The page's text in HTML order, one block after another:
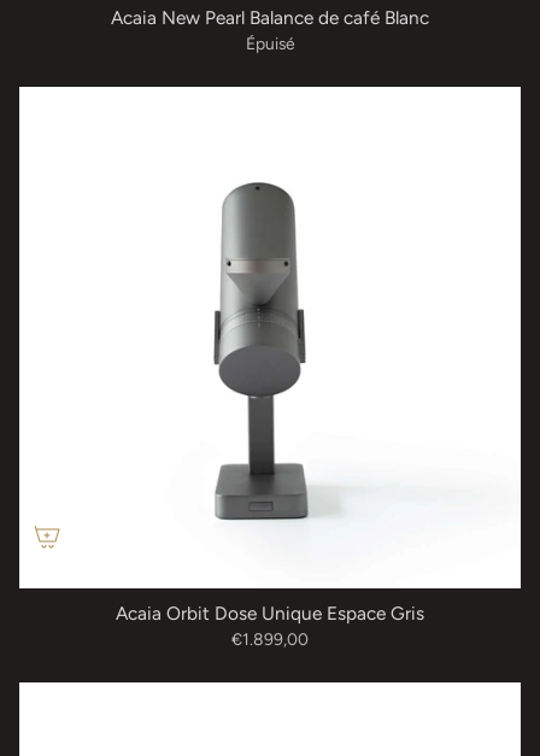
Acaia New Pearl Balance de café Blanc
Épuisé
Acaia Orbit Dose Unique Espace Gris
€1.899,00